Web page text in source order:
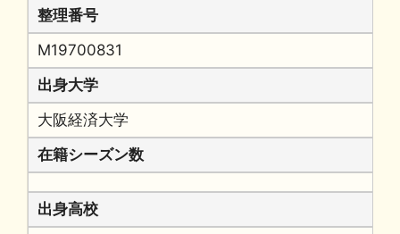
整理番号
M19700831
出身大学
大阪経済大学
在籍シーズン数
出身高校